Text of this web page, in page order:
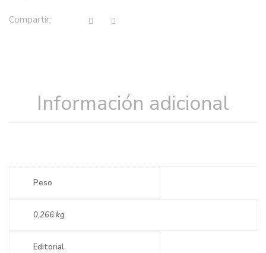
Compartir:
Información adicional
Peso
0,266 kg
Editorial